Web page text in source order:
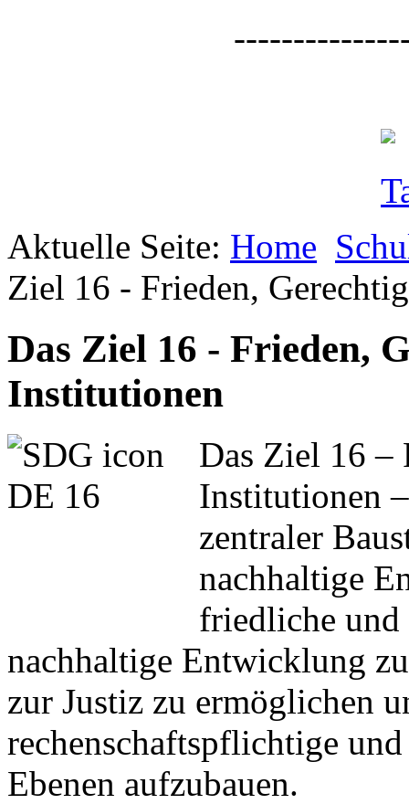
Aktuelle Seite: Home
Ziel 16 - Frieden,
Das Ziel 16 - Frieden,
Institutionen
Das Ziel 16 –
Institutionen
zentraler
nachhaltige
friedliche und
nachhaltige Entwicklung
zur Justiz zu ermöglichen
rechenschaftspflichtige
Ebenen aufzubauen.